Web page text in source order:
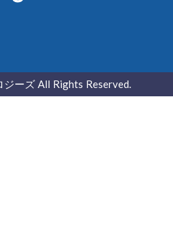
ーズ All Rights Reserved.